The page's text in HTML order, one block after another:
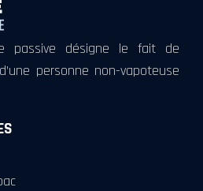
passive désigne le fait de
personne non-vapoteuse